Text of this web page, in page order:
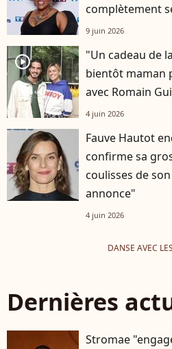
complètement
9 juin 2026
player2
"Un cadeau de
bientôt maman
avec Romain
4 juin 2026
Fauve Hautot
confirme sa
coulisses de
annonce"
4 juin 2026
DANSE AVEC
Dernières
Stromae